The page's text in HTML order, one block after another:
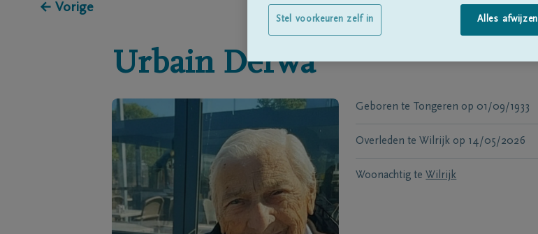
← Vorige
Urbain Derwa
Geboren te Tongeren op 01/09/1933
Overleden te Wilrijk op 14/05/2026
Woonachtig te Wilrijk
Alles afwijzen
Stel voorkeuren zelf in